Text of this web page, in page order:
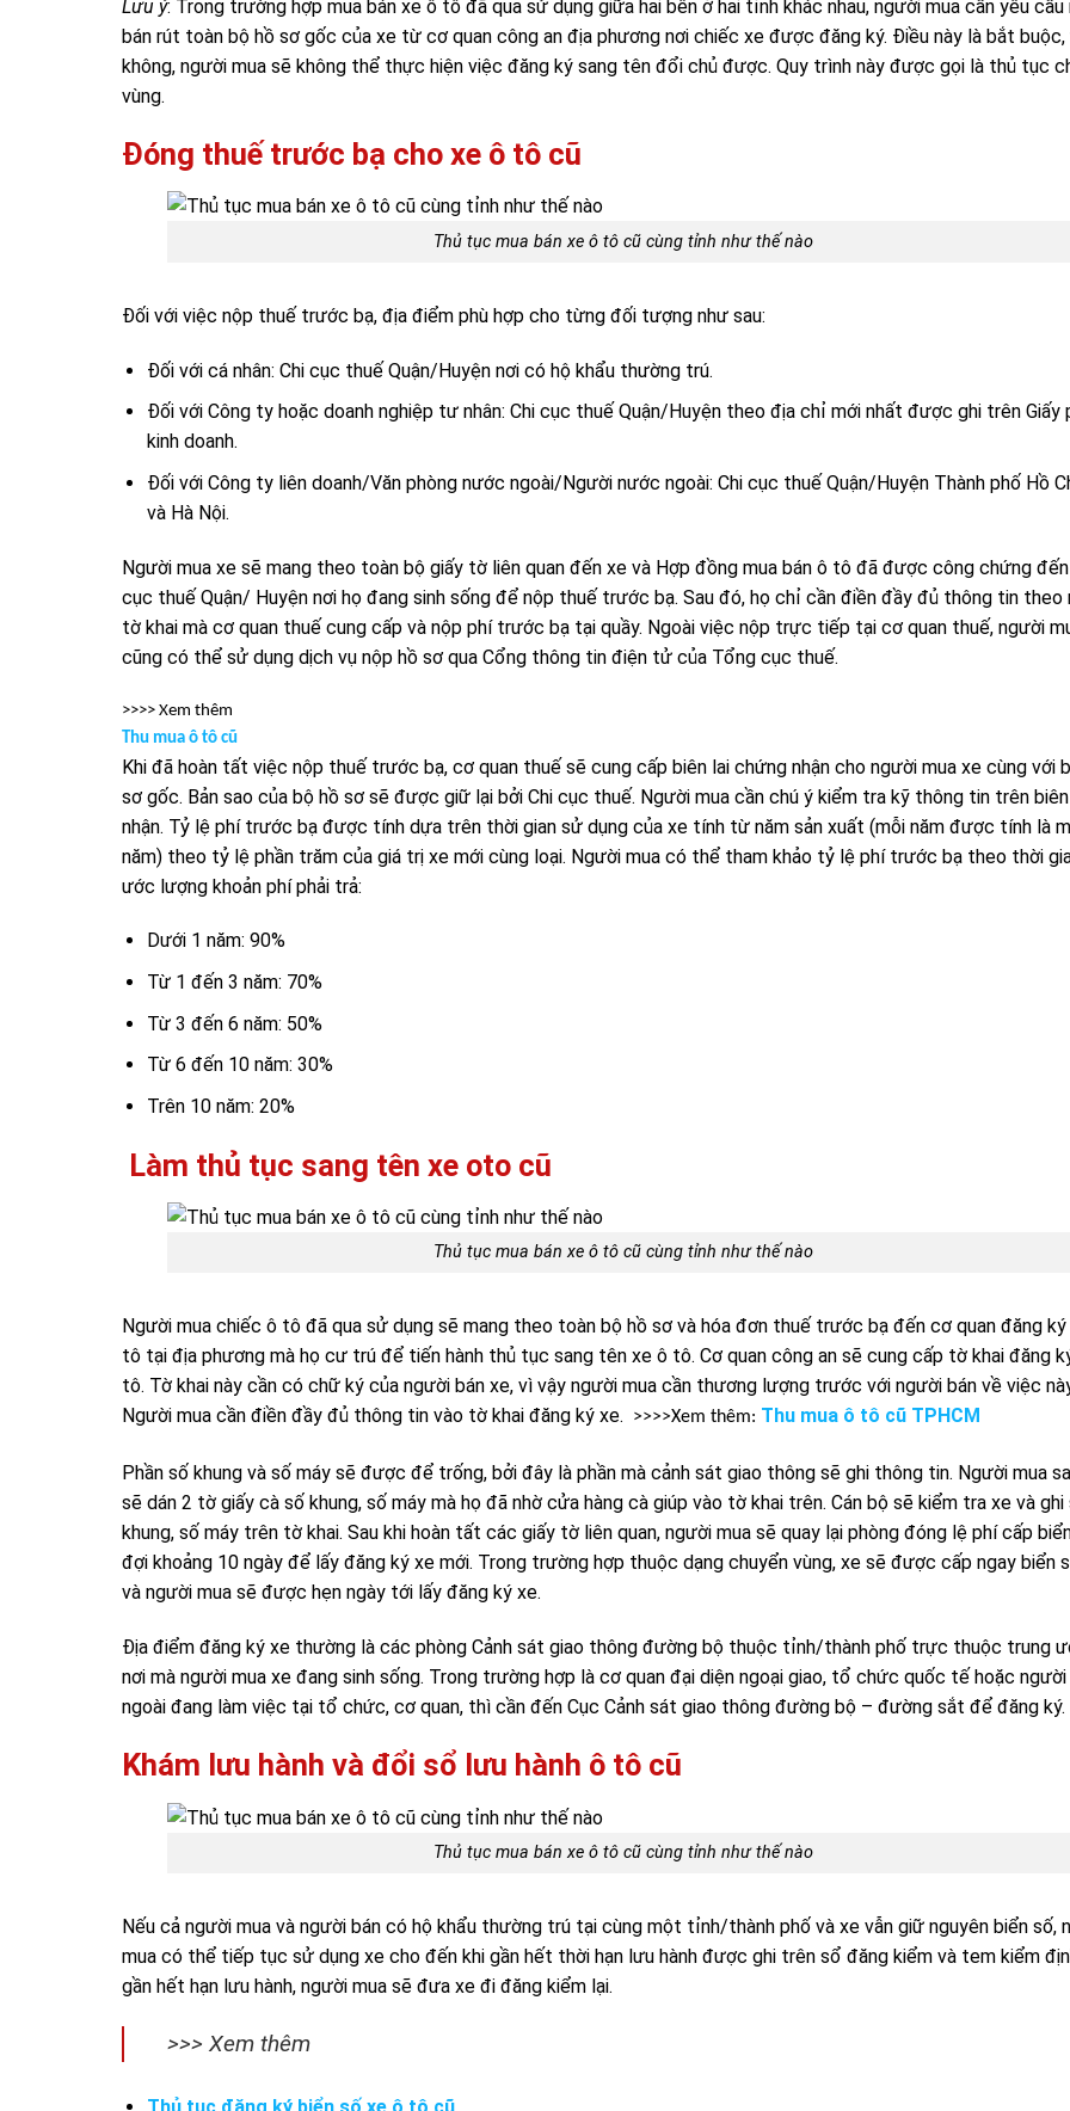
Lưu ý: Trong trường hợp mua bán xe ô tô đã qua sử dụng giữa hai bên ở hai tỉnh khác nhau, người mua cần yêu cầu
bán rút toàn bộ hồ sơ gốc của xe từ cơ quan công an địa phương nơi chiếc xe được đăng ký. Điều này là bắt buộc,
không, người mua sẽ không thể thực hiện việc đăng ký sang tên đổi chủ được. Quy trình này được gọi là thủ tục
vùng.
Đóng thuế trước bạ cho xe ô tô cũ
Thủ tục mua bán xe ô tô cũ cùng tỉnh như thế nào
Đối với việc nộp thuế trước bạ, địa điểm phù hợp cho từng đối tượng như sau:
Đối với cá nhân: Chi cục thuế Quận/Huyện nơi có hộ khẩu thường trú.
Đối với Công ty hoặc doanh nghiệp tư nhân: Chi cục thuế Quận/Huyện theo địa chỉ mới nhất được ghi trên Giấy
kinh doanh.
Đối với Công ty liên doanh/Văn phòng nước ngoài/Người nước ngoài: Chi cục thuế Quận/Huyện Thành phố Hồ
và Hà Nội.
Người mua xe sẽ mang theo toàn bộ giấy tờ liên quan đến xe và Hợp đồng mua bán ô tô đã được công chứng đến
cục thuế Quận/ Huyện nơi họ đang sinh sống để nộp thuế trước bạ. Sau đó, họ chỉ cần điền đầy đủ thông tin theo
tờ khai mà cơ quan thuế cung cấp và nộp phí trước bạ tại quầy. Ngoài việc nộp trực tiếp tại cơ quan thuế, người
cũng có thể sử dụng dịch vụ nộp hồ sơ qua Cổng thông tin điện tử của Tổng cục thuế.
>>>> Xem thêm
Thu mua ô tô cũ
Khi đã hoàn tất việc nộp thuế trước bạ, cơ quan thuế sẽ cung cấp biên lai chứng nhận cho người mua xe cùng với
sơ gốc. Bản sao của bộ hồ sơ sẽ được giữ lại bởi Chi cục thuế. Người mua cần chú ý kiểm tra kỹ thông tin trên
nhận. Tỷ lệ phí trước bạ được tính dựa trên thời gian sử dụng của xe tính từ năm sản xuất (mỗi năm được tính là
năm) theo tỷ lệ phần trăm của giá trị xe mới cùng loại. Người mua có thể tham khảo tỷ lệ phí trước bạ theo thời
ước lượng khoản phí phải trả:
Dưới 1 năm: 90%
Từ 1 đến 3 năm: 70%
Từ 3 đến 6 năm: 50%
Từ 6 đến 10 năm: 30%
Trên 10 năm: 20%
Làm thủ tục sang tên xe oto cũ
Thủ tục mua bán xe ô tô cũ cùng tỉnh như thế nào
Người mua chiếc ô tô đã qua sử dụng sẽ mang theo toàn bộ hồ sơ và hóa đơn thuế trước bạ đến cơ quan đăng
tô tại địa phương mà họ cư trú để tiến hành thủ tục sang tên xe ô tô. Cơ quan công an sẽ cung cấp tờ khai đăng
tô. Tờ khai này cần có chữ ký của người bán xe, vì vậy người mua cần thương lượng trước với người bán về việc
Người mua cần điền đầy đủ thông tin vào tờ khai đăng ký xe.
>>>>Xem thêm: Thu mua ô tô cũ TPHCM
Phần số khung và số máy sẽ được để trống, bởi đây là phần mà cảnh sát giao thông sẽ ghi thông tin. Người mua
sẽ dán 2 tờ giấy cà số khung, số máy mà họ đã nhờ cửa hàng cà giúp vào tờ khai trên. Cán bộ sẽ kiểm tra xe và ghi
khung, số máy trên tờ khai. Sau khi hoàn tất các giấy tờ liên quan, người mua sẽ quay lại phòng đóng lệ phí cấp
đợi khoảng 10 ngày để lấy đăng ký xe mới. Trong trường hợp thuộc dạng chuyển vùng, xe sẽ được cấp ngay biển
và người mua sẽ được hẹn ngày tới lấy đăng ký xe.
Địa điểm đăng ký xe thường là các phòng Cảnh sát giao thông đường bộ thuộc tỉnh/thành phố trực thuộc trung
nơi mà người mua xe đang sinh sống. Trong trường hợp là cơ quan đại diện ngoại giao, tổ chức quốc tế hoặc
ngoài đang làm việc tại tổ chức, cơ quan, thì cần đến Cục Cảnh sát giao thông đường bộ – đường sắt để đăng ký.
Khám lưu hành và đổi sổ lưu hành ô tô cũ
Thủ tục mua bán xe ô tô cũ cùng tỉnh như thế nào
Nếu cả người mua và người bán có hộ khẩu thường trú tại cùng một tỉnh/thành phố và xe vẫn giữ nguyên biển số,
mua có thể tiếp tục sử dụng xe cho đến khi gần hết thời hạn lưu hành được ghi trên sổ đăng kiểm và tem kiểm
gần hết hạn lưu hành, người mua sẽ đưa xe đi đăng kiểm lại.
>>> Xem thêm